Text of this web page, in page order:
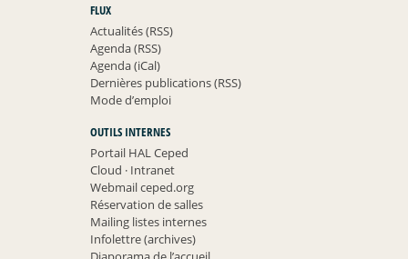
FLUX
Actualités (RSS)
Agenda (RSS)
Agenda (iCal)
Dernières publications (RSS)
Mode d’emploi
OUTILS INTERNES
Portail HAL Ceped
Cloud ·Intranet
Webmail ceped.org
Réservation de salles
Mailing listes internes
Infolettre (archives)